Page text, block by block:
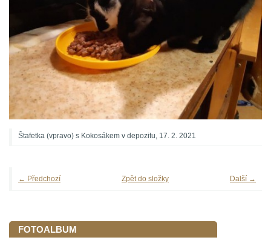
Štafetka (vpravo) s Kokosákem v depozitu, 17. 2. 2021
← Předchozí Další →
Zpět do složky
FOTOALBUM